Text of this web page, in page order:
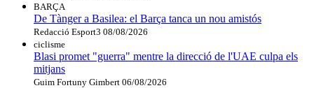
BARÇA
De Tànger a Basilea: el Barça tanca un nou amistós
Redacció Esport3 08/08/2026
ciclisme
Blasi promet "guerra" mentre la direcció de l'UAE culpa els
mitjans
Guim Fortuny Gimbert 06/08/2026